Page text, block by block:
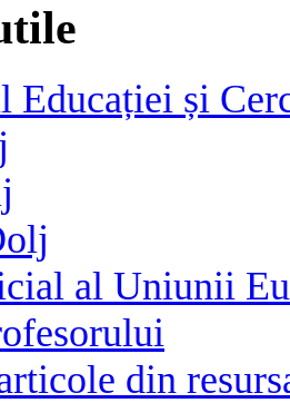
Educației și
al Uniunii
din